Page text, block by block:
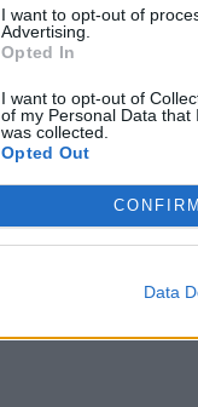
I want to opt-out of
Advertising.
Opted In
I want to opt-out of
of my Personal Data that
was collected.
Opted Out
CONFIRM
Data